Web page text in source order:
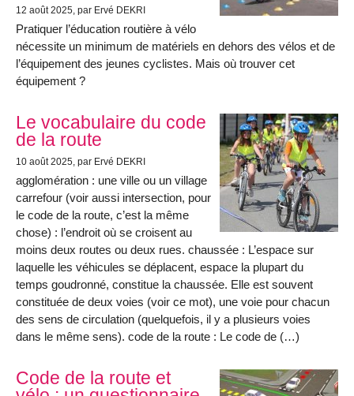
12 août 2025 , par Ervé DEKRI
Pratiquer l’éducation routière à vélo
nécessite un minimum de matériels en dehors des vélos et de
l’équipement des jeunes cyclistes. Mais où trouver cet
équipement ?
Le vocabulaire du code
de la route
10 août 2025 , par Ervé DEKRI
agglomération : une ville ou un village
carrefour (voir aussi intersection, pour
le code de la route, c’est la même
chose) : l’endroit où se croisent au
moins deux routes ou deux rues. chaussée : L’espace sur
laquelle les véhicules se déplacent, espace la plupart du
temps goudronné, constitue la chaussée. Elle est souvent
constituée de deux voies (voir ce mot), une voie pour chacun
des sens de circulation (quelquefois, il y a plusieurs voies
dans le même sens). code de la route : Le code de (…)
Code de la route et